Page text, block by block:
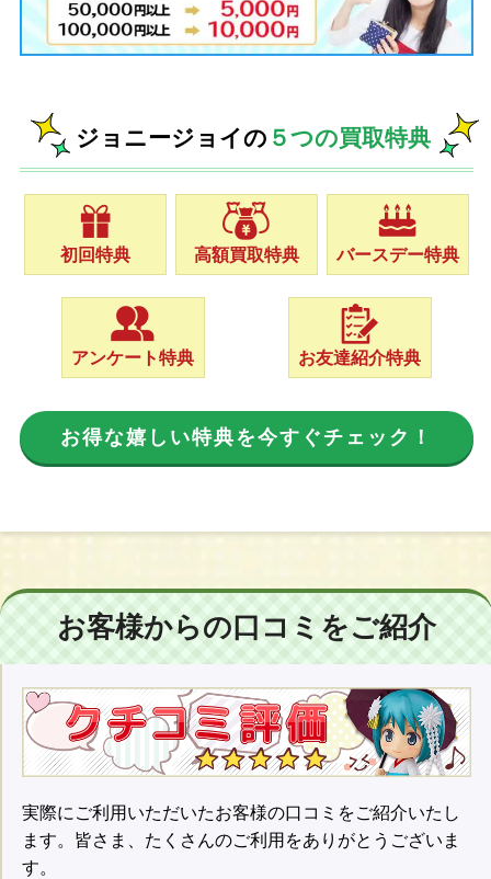
ジョニージョイの ５つの買取特典
初回特典 高額買取特典 バースデー特典
アンケート特典 お友達紹介特典
お得な嬉しい特典を今すぐチェック！
お客様からの口コミをご紹介
実際にご利用いただいたお客様の口コミをご紹介いたし
ます。皆さま、たくさんのご利用をありがとうございま
す。